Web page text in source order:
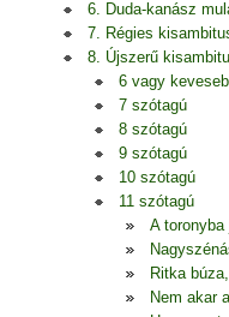
6. Duda-kanász
7. Régies
8. Újszerű
6 vagy
7 szótagú
8 szótagú
9 szótagú
10 szótagú
11 szótagú
A
Ritka
Nem akar